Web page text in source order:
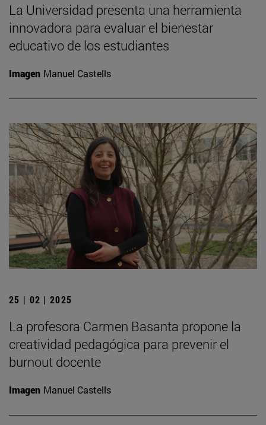
La Universidad presenta una herramienta
innovadora para evaluar el bienestar
educativo de los estudiantes
Imagen Manuel Castells
25 | 02 | 2025
La profesora Carmen Basanta propone la
creatividad pedagógica para prevenir el
burnout docente
Imagen Manuel Castells